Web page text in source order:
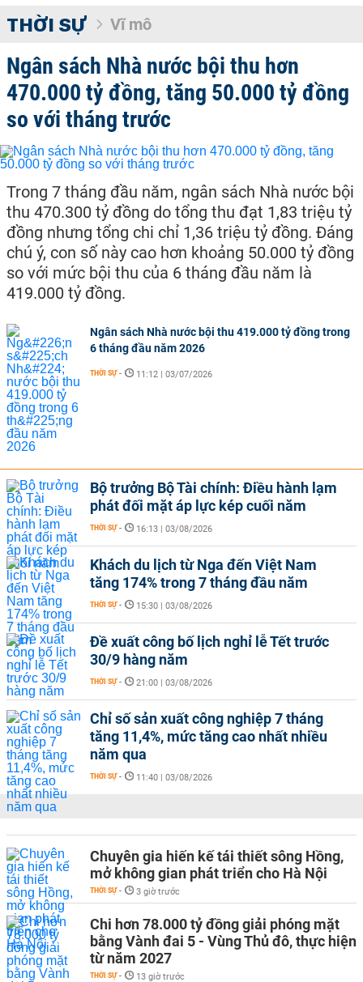
THỜI SỰ Vĩ mô
Ngân sách Nhà nước bội thu hơn
470.000 tỷ đồng, tăng 50.000 tỷ đồng
so với tháng trước
Trong 7 tháng đầu năm, ngân sách Nhà nước bội
thu 470.300 tỷ đồng do tổng thu đạt 1,83 triệu tỷ
đồng nhưng tổng chi chỉ 1,36 triệu tỷ đồng. Đáng
chú ý, con số này cao hơn khoảng 50.000 tỷ đồng
so với mức bội thu của 6 tháng đầu năm là
419.000 tỷ đồng.
Ngân sách Nhà nước bội thu 419.000 tỷ đồng trong
6 tháng đầu năm 2026
THỜI SỰ - 11:12 | 03/07/2026
Bộ trưởng Bộ Tài chính: Điều hành lạm
phát đối mặt áp lực kép cuối năm
THỜI SỰ - 16:13 | 03/08/2026
Khách du lịch từ Nga đến Việt Nam
tăng 174% trong 7 tháng đầu năm
THỜI SỰ - 15:30 | 03/08/2026
Đề xuất công bố lịch nghỉ lễ Tết trước
30/9 hàng năm
THỜI SỰ - 21:00 | 03/08/2026
Chỉ số sản xuất công nghiệp 7 tháng
tăng 11,4%, mức tăng cao nhất nhiều
năm qua
THỜI SỰ - 11:40 | 03/08/2026
Chuyên gia hiến kế tái thiết sông Hồng,
mở không gian phát triển cho Hà Nội
THỜI SỰ - 3 giờ trước
Chi hơn 78.000 tỷ đồng giải phóng mặt
bằng Vành đai 5 - Vùng Thủ đô, thực hiện
từ năm 2027
THỜI SỰ - 13 giờ trước